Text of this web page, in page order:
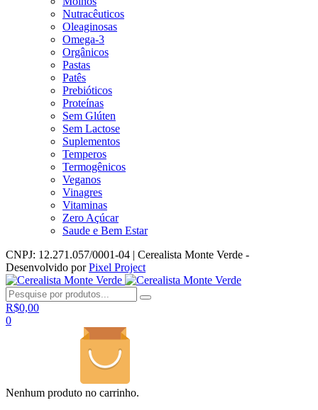
Nutracêuticos
Oleaginosas
Omega-3
Orgânicos
Pastas
Patês
Prebióticos
Proteínas
Sem Glúten
Sem Lactose
Suplementos
Temperos
Termogênicos
Veganos
Vinagres
Vitaminas
Zero Açúcar
Saude e Bem Estar
CNPJ: 12.271.057/0001-04 | Cerealista Monte Verde -
Desenvolvido porPixel Project
R$0,00
0
Nenhum produto no carrinho.